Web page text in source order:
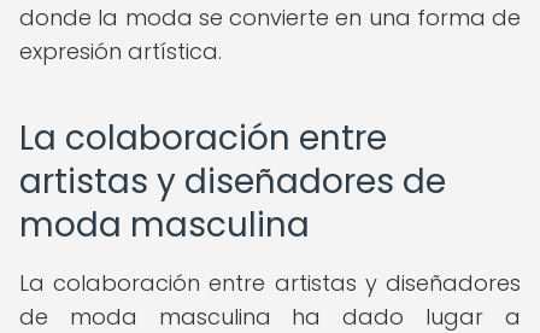
donde la moda se convierte en una forma de
expresión artística.
La colaboración entre
artistas y diseñadores de
moda masculina
La colaboración entre artistas y diseñadores
de moda masculina ha dado lugar a